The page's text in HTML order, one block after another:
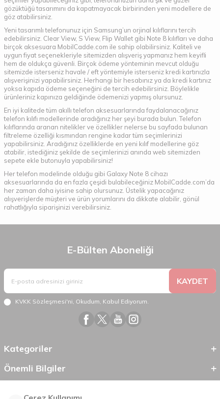
gözüktüğü tasarımını da kapatmayacak birbirinden yeni modellere de
göz atabilirsiniz.
Yeni tasarımlı telefonunuz için Samsung’un orjinal kılıflarını tercih
edebilirsiniz. Clear View, S View, Flip Wallet gibi Note 8 kılıfları ve daha
birçok aksesuara MobilCadde.com ile sahip olabilirsiniz. Kaliteli ve
uygun fiyat seçenekleriyle sitemizden alışveriş yapmanız hem keyifli
hem de oldukça güvenli. Birçok ödeme yönteminin mevcut olduğu
sitemizde isterseniz havale / eft yöntemiyle isterseniz kredi kartınızla
alışverişinizi yapabilirsiniz. Herhangi bir hesabınız ya da kredi kartınız
yoksa kapıda ödeme seçeneğini de tercih edebilirsiniz. Böylelikle
ürünleriniz kapınıza geldiğinde ödemenizi yapmış olursunuz.
En iyi kalitede tüm akıllı telefon aksesuarlarında faydalanacağınız
telefon kılıfı modellerinde aradığınız her şeyi burada bulun. Telefon
kılıflarında aranan nitelikler ve özellikler nelerse bu sayfada bulunan
filtreleme özelliği kısmından rengine kadar tüm seçimlerinizi
yapabilirsiniz. Aradığınız özelliklerde en yeni kılıf modellerine göz
atabilir, istediğiniz şekilde de seçimlerinizi anında web sitemizden
sepete ekle butonuyla yapabilirsiniz!
Her telefon modelinde olduğu gibi Galaxy Note 8 cihazı
aksesuarlarında da en fazla çeşidi bulabileceğiniz MobilCadde.com’da
her zaman daha iyisine sahip olursunuz. Üstelik yapacağınız
alışverişlerde müşteri ve ürün yorumlarını da dikkate alabilir, gönül
rahatlığıyla siparişinizi verebilirsiniz.
E-Bülten Aboneliği
KAYDET
KVKK Sözleşmesi'ni, Okudum, Kabul Ediyorum.
Kategoriler
Önemli Bilgiler